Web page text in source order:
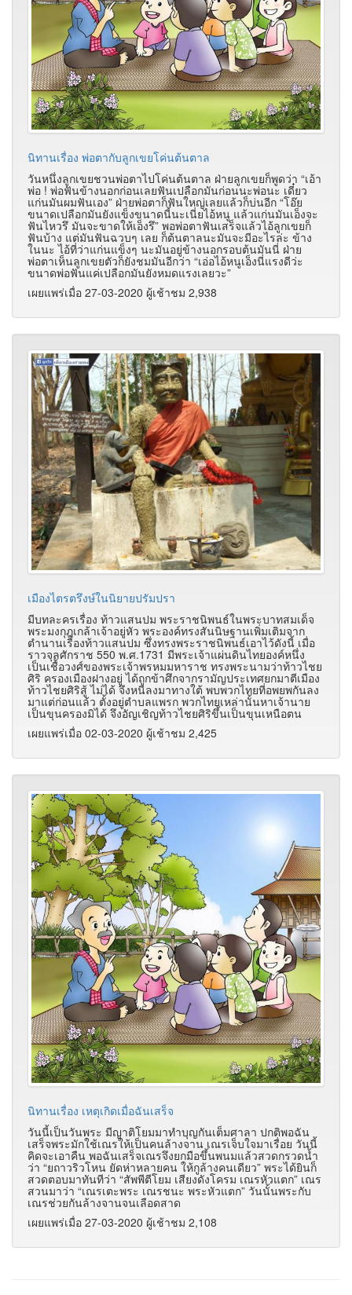
นิทานเรื่อง พ่อตากับลูกเขยโค่นต้นตาล
วันหนึ่งลูกเขยชวนพ่อตาไปโค่นต้นตาล ฝ่ายลูกเขยก็พูดว่า “เอ้า
พ่อ ! พ่อฟันข้างนอกก่อนเลยฟันเปลือกมันก่อนนะพ่อนะ เดี๋ยว
แก่นมันผมฟันเอง” ฝ่ายพ่อตาก็ฟันใหญ่เลยแล้วก็บ่นอีก “โอ๊ย
ขนาดเปลือกมันยังแข็งขนาดนี้นะเนี่ยไอ้หนู แล้วแก่นมันเอ็งจะ
ฟันไหวรึ มันจะขาดให้เอ็งรึ” พอพ่อตาฟันเสร็จแล้วไอ้ลูกเขยก็
ฟันบ้าง แต่มันฟันฉวบๆ เลย ก็ต้นตาลนะมันจะมีอะไรล่ะ ข้าง
ในนะ ไอ้ที่ว่าแก่นแข็งๆ นะมันอยู่ข้างนอกรอบต้นมันนี่ ฝ่าย
พ่อตาเห็นลูกเขยตัวก็ยังชมมันอีกว่า “เอ่อไอ้หนูเอ็งนี่แรงดีว่ะ
ขนาดพ่อฟันแค่เปลือกมันยังหมดแรงเลยวะ”
เผยแพร่เมื่อ 27-03-2020 ผู้เช้าชม 2,938
เมืองไตรตรึงษ์ในนิยายปรัมปรา
มีบทละครเรื่อง ท้าวแสนปม พระราชนิพนธ์ในพระบาทสมเด็จ
พระมงกุฎเกล้าเจ้าอยู่หัว พระองค์ทรงสันนิษฐานเพิ่มเติมจาก
ตำนานเรื่องท้าวแสนปม ซึ่งทรงพระราชนิพนธ์เอาไว้ดังนี้ เมื่อ
ราวจุลศักราช 550 พ.ศ.1731 มีพระเจ้าแผ่นดินไทยองค์หนึ่ง
เป็นเชื้อวงศ์ของพระเจ้าพรหมมหาราช ทรงพระนามว่าท้าวไชย
ศิริ ครองเมืองฝางอยู่ ได้ถูกข้าศึกจากรามัญประเทศยกมาตีเมือง
ท้าวไชยศิริสู้ ไม่ได้ จึงหนีลงมาทางใต้ พบพวกไทยที่อพยพกันลง
มาแต่ก่อนแล้ว ตั้งอยู่ตำบลแพรก พวกไทยเหล่านั้นหาเจ้านาย
เป็นขุนครองมิได้ จึงอัญเชิญท้าวไชยศิริขึ้นเป็นขุนเหนือตน
เผยแพร่เมื่อ 02-03-2020 ผู้เช้าชม 2,425
นิทานเรื่อง เหตุเกิดเมื่อฉันเสร็จ
วันนี้เป็นวันพระ มีญาติโยมมาทำบุญกันเต็มศาลา ปกติพอฉัน
เสร็จพระมักใช้เณรให้เป็นคนล้างจาน เณรเจ็บใจมาเรื่อย วันนี้
คิดจะเอาคืน พอฉันเสร็จเณรจึงยกมือขึ้นพนมแล้วสวดกรวดน้ำ
ว่า “ยถาวริวโหน ยัดห่าหลายคน ให้กูล้างคนเดียว” พระได้ยินก็
สวดตอบมาทันทีว่า “สัพพีตีโยม เสียงดังโครม เณรหัวแตก” เณร
สวนมาว่า “เณรเตะพระ เณรชนะ พระหัวแตก” วันนั้นพระกับ
เณรช่วยกันล้างจานจนเลือดสาด
เผยแพร่เมื่อ 27-03-2020 ผู้เช้าชม 2,108